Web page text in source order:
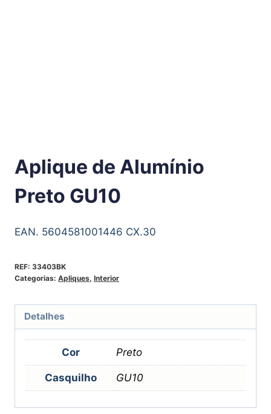
Aplique de Alumínio
Preto GU10
EAN. 5604581001446 CX.30
REF: 33403BK
Categorias: Apliques, Interior
Detalhes
Cor Preto
Casquilho GU10